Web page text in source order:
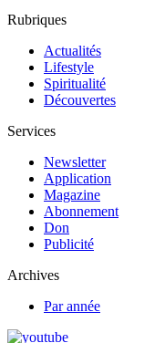
Rubriques
Actualités
Lifestyle
Spiritualité
Découvertes
Services
Newsletter
Application
Magazine
Abonnement
Don
Publicité
Archives
Par année